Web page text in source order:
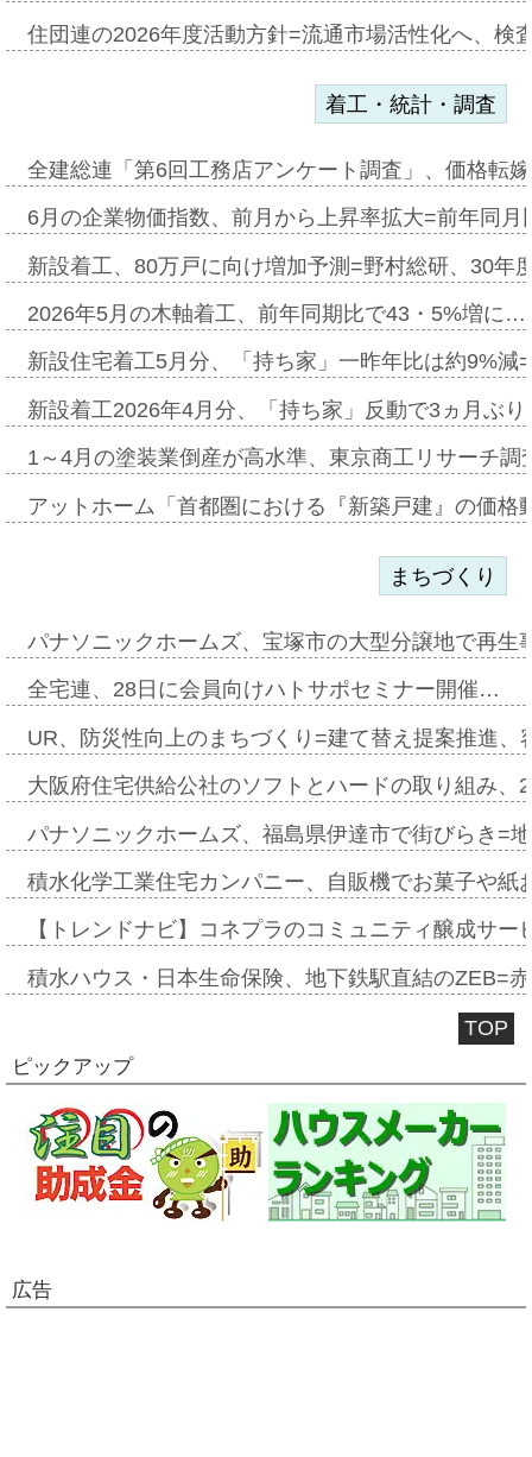
住団連の2026年度活動方針=流通市場活性化へ、検
着工・統計・調査
全建総連「第6回工務店アンケート調査」、価格転
6月の企業物価指数、前月から上昇率拡大=前年同
新設着工、80万戸に向け増加予測=野村総研、30年
2026年5月の木軸着工、前年同期比で43・5%増に…
新設住宅着工5月分、「持ち家」一昨年比は約9%
新設着工2026年4月分、「持ち家」反動で3ヵ月ぶ
1～4月の塗装業倒産が高水準、東京商工リサーチ
アットホーム「首都圏における『新築戸建』の価
まちづくり
パナソニックホームズ、宝塚市の大型分譲地で再
全宅連、28日に会員向けハトサポセミナー開催…
UR、防災性向上のまちづくり=建て替え提案推進
大阪府住宅供給公社のソフトとハードの取り組み
パナソニックホームズ、福島県伊達市で街びらき=
積水化学工業住宅カンパニー、自販機でお菓子や
【トレンドナビ】コネプラのコミュニティ醸成サ
積水ハウス・日本生命保険、地下鉄駅直結のZEB=
TOP
ピックアップ
広告